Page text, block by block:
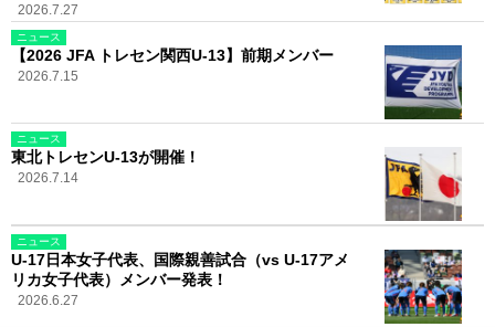
2026.7.27
ニュース
【2026 JFA トレセン関西U-13】前期メンバー
2026.7.15
ニュース
東北トレセンU-13が開催！
2026.7.14
ニュース
U-17日本女子代表、国際親善試合（vs U-17アメ
リカ女子代表）メンバー発表！
2026.6.27